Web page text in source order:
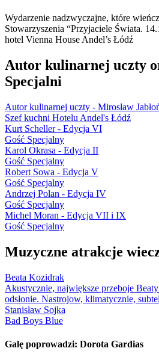
Wydarzenie nadzwyczajne, które
Stowarzyszenia “Przyjaciele Świata.
hotel Vienna House Andel’s Łódź
Autor kulinarnej uczty
Specjalni
Autor kulinarnej uczty - Mirosław
Szef kuchni Hotelu Andel's Łódź
Kurt Scheller - Edycja VI
Gość Specjalny
Karol Okrasa - Edycja II
Gość Specjalny
Robert Sowa - Edycja V
Gość Specjalny
Andrzej Polan - Edycja IV
Gość Specjalny
Michel Moran - Edycja VII i IX
Gość Specjalny
Muzyczne atrakcje
Beata Kozidrak
Akustycznie, największe przeboje
odsłonie. Nastrojow, klimatycznie,
Stanisław Sojka
Bad Boys Blue
Galę poprowadzi: Dorota Gardias